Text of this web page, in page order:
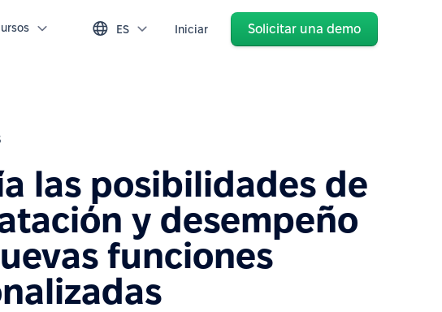
ES Iniciar Solicitar una demo
las posibilidades de
y desempeño
funciones